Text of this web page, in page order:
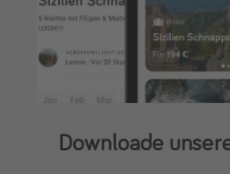
Melde dich für
Downloade